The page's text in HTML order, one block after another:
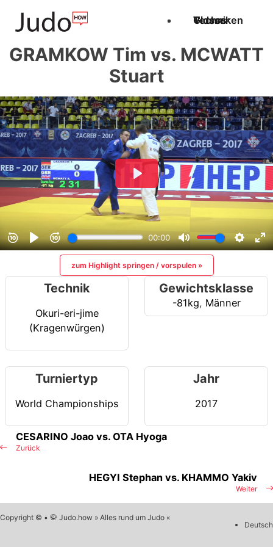
Techniken
Videos
Glossar
GRAMKOW Tim vs. MCWATT
Stuart
zum Highlight springen / vorspulen »
Technik
Okuri-eri-jime
(Kragenwürgen)
Gewichtsklasse
-81kg, Männer
Turniertyp
World Championships
Jahr
2017
Zurück
CESARINO Joao vs. OTA Hyoga
Weiter
HEGYI Stephan vs. KHAMMO Yakiv
Copyright © • 🥋 Judo.how » Alles rund um Judo «
Deutsch